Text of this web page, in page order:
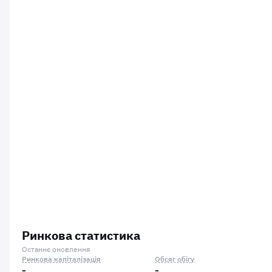
Ринкова статистика
Останнє оновлення
Ринкова капіталізація
Обсяг обігу